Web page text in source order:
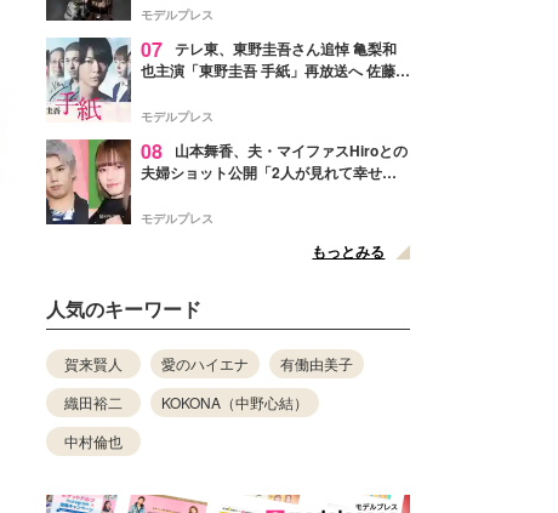
リリースへ
モデルプレス
07 テレ東、東野圭吾さん追悼 亀梨和
也主演「東野圭吾 手紙」再放送へ 佐藤隆
モデルプレス
08
山本舞香、夫・マイファスHiroとの
夫婦ショット公開「2人が見れて幸せ」
モデルプレス
もっとみる
人気のキーワード
賀来賢人 愛のハイエナ
有働由美子
織田裕二
KOKONA（中野心結）
中村倫也